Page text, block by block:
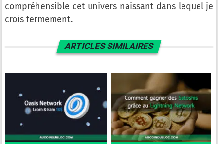
compréhensible cet univers naissant dans lequel je
crois fermement.
ARTICLES SIMILAIRES